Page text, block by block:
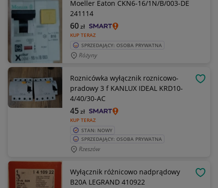
Moeller Eaton CKN6-16/1N/B/003-DE
241114
KUP TERAZ
60zł
SPRZEDAJĄCY: OSOBA PRYWATNA
Różyny
Roznicówka wyłącznik roznicowo-
pradowy 3 f KANLUX IDEAL KRD10-
4/40/30-AC
KUP TERAZ
45zł
STAN: NOWY
SPRZEDAJĄCY: OSOBA PRYWATNA
Rzeszów
Wyłącznik różnicowo nadprądowy
B20A LEGRAND 410922